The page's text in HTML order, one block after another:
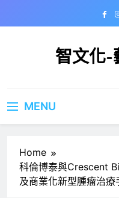
智文化-
MENU
Home
科倫博泰與Crescent
及商業化新型腫瘤治療